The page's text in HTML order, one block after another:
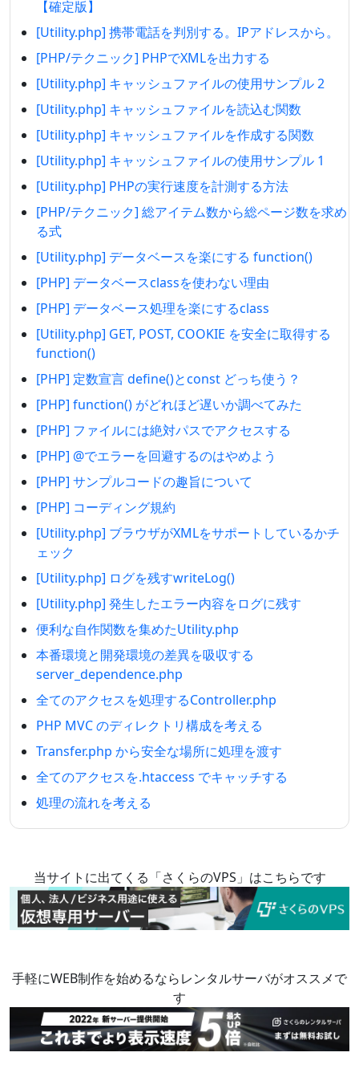
【確定版】
[Utility.php] 携帯電話を判別する。IPアドレスから。
[PHP/テクニック] PHPでXMLを出力する
[Utility.php] キャッシュファイルの使用サンプル 2
[Utility.php] キャッシュファイルを読込む関数
[Utility.php] キャッシュファイルを作成する関数
[Utility.php] キャッシュファイルの使用サンプル 1
[Utility.php] PHPの実行速度を計測する方法
[PHP/テクニック] 総アイテム数から総ページ数を求め
る式
[Utility.php] データベースを楽にする function()
[PHP] データベースclassを使わない理由
[PHP] データベース処理を楽にするclass
[Utility.php] GET, POST, COOKIE を安全に取得する
function()
[PHP] 定数宣言 define()とconst どっち使う？
[PHP] function() がどれほど遅いか調べてみた
[PHP] ファイルには絶対パスでアクセスする
[PHP] @でエラーを回避するのはやめよう
[PHP] サンプルコードの趣旨について
[PHP] コーディング規約
[Utility.php] ブラウザがXMLをサポートしているかチ
ェック
[Utility.php] ログを残すwriteLog()
[Utility.php] 発生したエラー内容をログに残す
便利な自作関数を集めたUtility.php
本番環境と開発環境の差異を吸収する
server_dependence.php
全てのアクセスを処理するController.php
PHP MVC のディレクトリ構成を考える
Transfer.php から安全な場所に処理を渡す
全てのアクセスを.htaccess でキャッチする
処理の流れを考える
当サイトに出てくる「さくらのVPS」はこちらです
手軽にWEB制作を始めるならレンタルサーバがオススメで
す